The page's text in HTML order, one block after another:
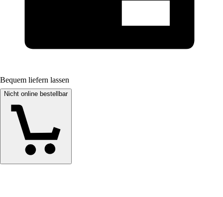
Bequem liefern lassen
Nicht online bestellbar